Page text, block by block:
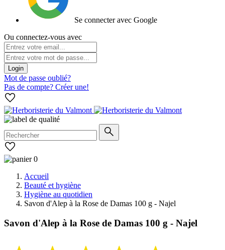
Se connecter avec Google
Ou connectez-vous avec
Login
Mot de passe oublié?
Pas de compte? Créer une!
0
Accueil
Beauté et hygiène
Hygiène au quotidien
Savon d'Alep à la Rose de Damas 100 g - Najel
Savon d'Alep à la Rose de Damas 100 g - Najel